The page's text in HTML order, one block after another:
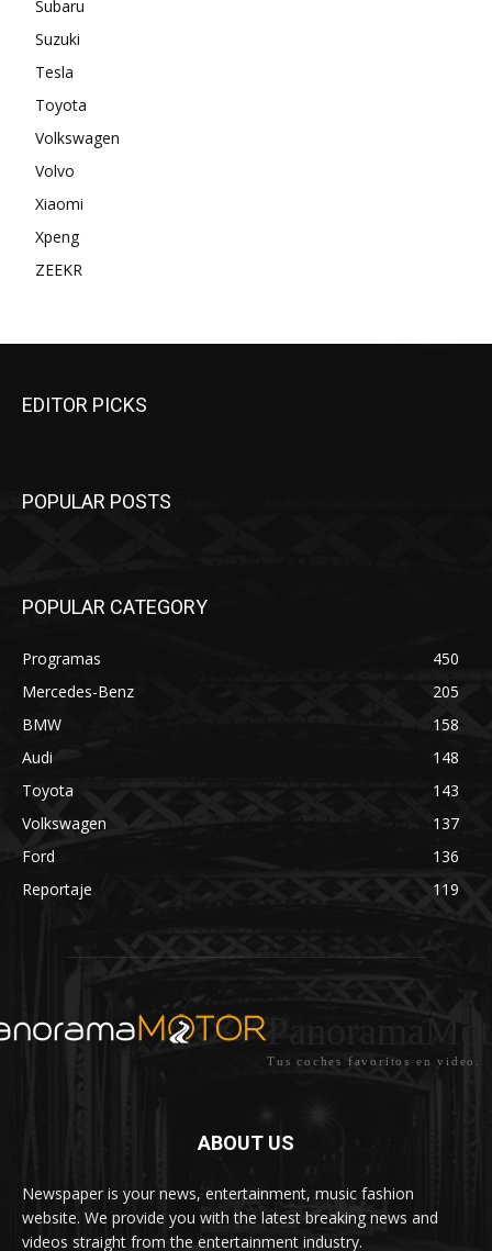
Subaru
Suzuki
Tesla
Toyota
Volkswagen
Volvo
Xiaomi
Xpeng
ZEEKR
EDITOR PICKS
POPULAR POSTS
POPULAR CATEGORY
Programas
450
Mercedes-Benz
205
BMW
158
Audi
148
Toyota
143
Volkswagen
137
Ford
136
Reportaje
119
Tus coches favoritos en video.
ABOUT US
Newspaper is your news, entertainment, music fashion
website. We provide you with the latest breaking news and
videos straight from the entertainment industry.